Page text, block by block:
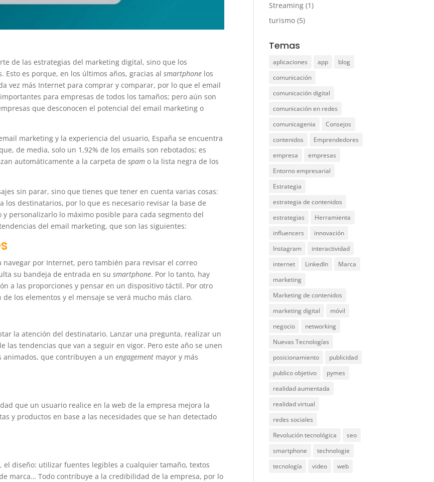
de las estrategias del marketing digital, sino que los
Esto es porque, en los últimos años, gracias alsmartphone los
vez más Internet para comprar y comparar, por lo que el email
para empresas de todos los tamaños; pero aún son
que desconocen el potencial del email marketing o
marketing y la experiencia del usuario, España se encuentra
de media, solo un 1,92% de los emails son rebotados; es
automáticamente a la carpeta despam o la lista negra de los
sin parar, sino que tienes que tener en cuenta varias cosas:
destinatarios, por lo que es necesario revisar la base de
personalizarlo lo máximo posible para cada segmento del
del email marketing, que son las siguientes:
por Internet, pero también para revisar el correo
su bandeja de entrada en susmartphone. Por lo tanto, hay
a las proporciones y pensar en un dispositivo táctil. Por otro
los elementos y el mensaje se verá mucho más claro.
la atención del destinatario. Lanzar una pregunta, realizar un
las tendencias que van a seguir en vigor. Pero este año se unen
animados, que contribuyen a unengagement mayor y más
que un usuario realice en la web de la empresa mejora la
y productos en base a las necesidades que se han detectado
diseño: utilizar fuentes legibles a cualquier tamaño, textos
marca… Todo contribuye a la credibilidad de la empresa, por lo
Streaming (1)
turismo (5)
Temas
aplicaciones app
blog
comunicación
comunicación digital
comunicación en redes
comunicagenia
Consejos
contenidos
Emprendedores
empresa
empresas
Entorno empresarial
Estrategia
estrategia de contenidos
estrategias
Herramienta
influencers
innovación
Instagram
interactividad
internet
LinkedIn
Marca
marketing
Marketing de contenidos
marketing digital
móvil
negocio
networking
Nuevas Tecnologías
posicionamiento
publicidad
publico objetivo
pymes
realidad aumentada
realidad virtual
redes sociales
Revolución tecnológica
seo
smartphone
technologie
tecnología
video web